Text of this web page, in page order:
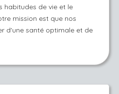
habitudes de vie et le
mission est que nos
d'une santé optimale et de